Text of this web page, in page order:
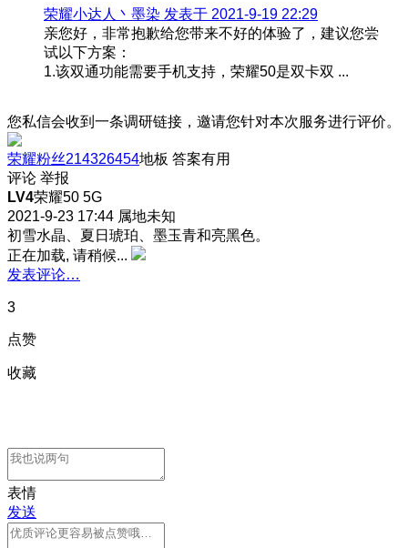
荣耀小达人丶墨染 发表于 2021-9-19 22:29
亲您好，非常抱歉给您带来不好的体验了，建议您尝
试以下方案：
1.该双通功能需要手机支持，荣耀50是双卡双 ...
您私信会收到一条调研链接，邀请您针对本次服务进行评价。
荣耀粉丝214326454地板 答案有用
评论 举报
LV4荣耀50 5G
2021-9-23 17:44 属地未知
初雪水晶、夏日琥珀、墨玉青和亮黑色。
正在加载, 请稍候...
发表评论…
3
点赞
收藏
表情
发送